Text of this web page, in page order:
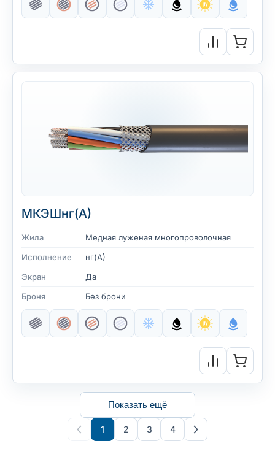
МКЭШнг(А)
Жила
Медная луженая многопроволочная
Исполнение
нг(А)
Экран
Да
Броня
Без брони
Показать ещё
1 2 3 4